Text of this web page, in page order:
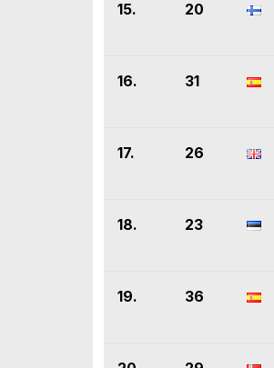
15. 20
16. 31
17. 26
18. 23
19. 36